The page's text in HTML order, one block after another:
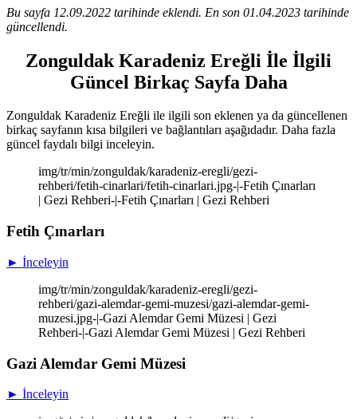
Bu sayfa 12.09.2022 tarihinde eklendi. En son 01.04.2023 tarihinde
güncellendi.
Zonguldak Karadeniz Ereğli İle İlgili
Güncel Birkaç Sayfa Daha
Zonguldak Karadeniz Ereğli ile ilgili son eklenen ya da güncellenen
birkaç sayfanın kısa bilgileri ve bağlantıları aşağıdadır. Daha fazla
güncel faydalı bilgi inceleyin.
img/tr/min/zonguldak/karadeniz-eregli/gezi-
rehberi/fetih-cinarlari/fetih-cinarlari.jpg-|-Fetih Çınarları
| Gezi Rehberi-|-Fetih Çınarları | Gezi Rehberi
Fetih Çınarları
► İnceleyin
img/tr/min/zonguldak/karadeniz-eregli/gezi-
rehberi/gazi-alemdar-gemi-muzesi/gazi-alemdar-gemi-
muzesi.jpg-|-Gazi Alemdar Gemi Müzesi | Gezi
Rehberi-|-Gazi Alemdar Gemi Müzesi | Gezi Rehberi
Gazi Alemdar Gemi Müzesi
► İnceleyin